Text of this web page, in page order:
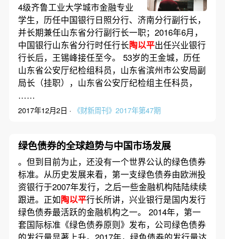
4级齐鲁工业大学城市金融专业
学生，历任中国银行日照分行、济南分行副行长，
并长期兼任山东省分行副行长一职；2016年6月，
中国银行山东省分行时任行长陶以平出任兴业银行
行长后，王锡峰接任至今。 53岁的王金城，历任
山东省公安厅纪检组科员，山东省滨州市公安局副
局长（挂职），山东省公安厅纪检组主任科员，
……
2017年12月2日 · 《财新周刊》2017年第47期
绿色债券的全球趋势与中国市场发展
。但到目前为止，还没有一个世界公认的绿色债券
标准。从历史发展来看，第一支绿色债券由欧洲投
资银行于2007年发行，之后一些金融机构陆陆续续
跟进。正如陶以平行长所讲，兴业银行是国内发行
绿色债券最活跃的金融机构之一。 2014年，第一
套国际标准《绿色债券原则》发布，公司绿色债券